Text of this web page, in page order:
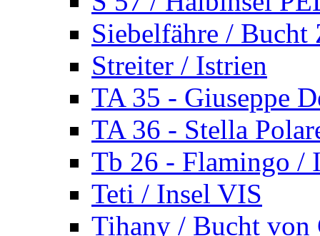
Siebelfähre / Bucht
Streiter / Istrien
TA 35 - Giuseppe
TA 36 - Stella
Tb 26 - Flamingo /
Teti / Insel VIS
Tihany / Bucht von